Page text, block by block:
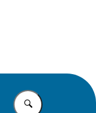
Vul in wat u